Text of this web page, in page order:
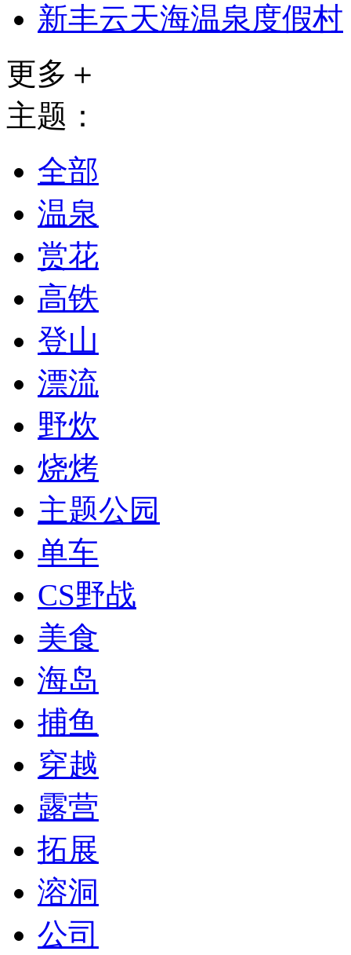
新丰云天海温泉度假村
更多＋
主题：
全部
温泉
赏花
高铁
登山
漂流
野炊
烧烤
主题公园
单车
CS野战
美食
海岛
捕鱼
穿越
露营
拓展
溶洞
公司